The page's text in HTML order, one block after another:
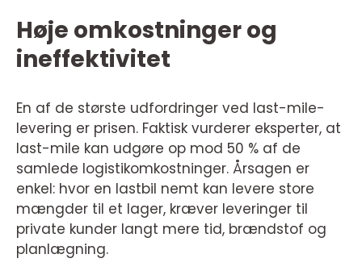
Høje omkostninger og
ineffektivitet
En af de største udfordringer ved last-mile-
levering er prisen. Faktisk vurderer eksperter, at
last-mile kan udgøre op mod 50 % af de
samlede logistikomkostninger. Årsagen er
enkel: hvor en lastbil nemt kan levere store
mængder til et lager, kræver leveringer til
private kunder langt mere tid, brændstof og
planlægning.